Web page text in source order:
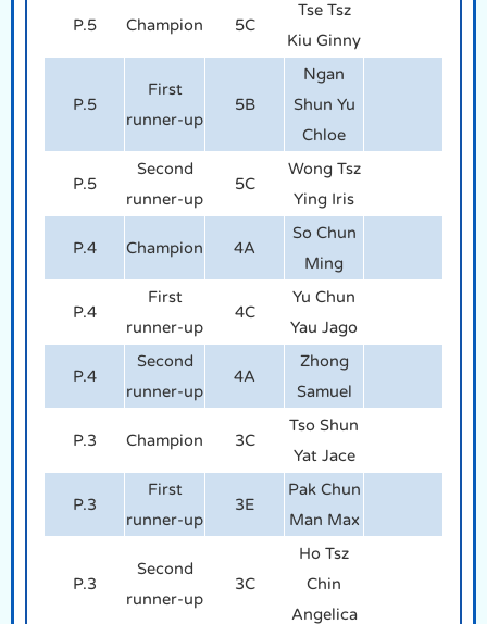
P.5 Champion 5C
Tse Tsz
Kiu Ginny
P.5
First
runner-up
5B
Ngan
Shun Yu
Chloe
P.5
Second
runner-up
5C
Wong Tsz
Ying Iris
P.4 Champion 4A
So Chun
Ming
P.4
First
runner-up
4C
Yu Chun
Yau Jago
P.4
Second
runner-up
4A
Zhong
Samuel
P.3 Champion 3C
Tso Shun
Yat Jace
P.3
First
runner-up
3E
Pak Chun
Man Max
P.3
Second
runner-up
3C
Ho Tsz
Chin
Angelica